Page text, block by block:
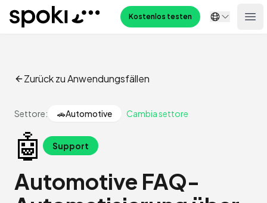
Spoki Kostenlos testen
Zurück zu Anwendungsfällen
Settore: 🚗Automotive Cambia settore
🤖 Support
Automotive FAQ-